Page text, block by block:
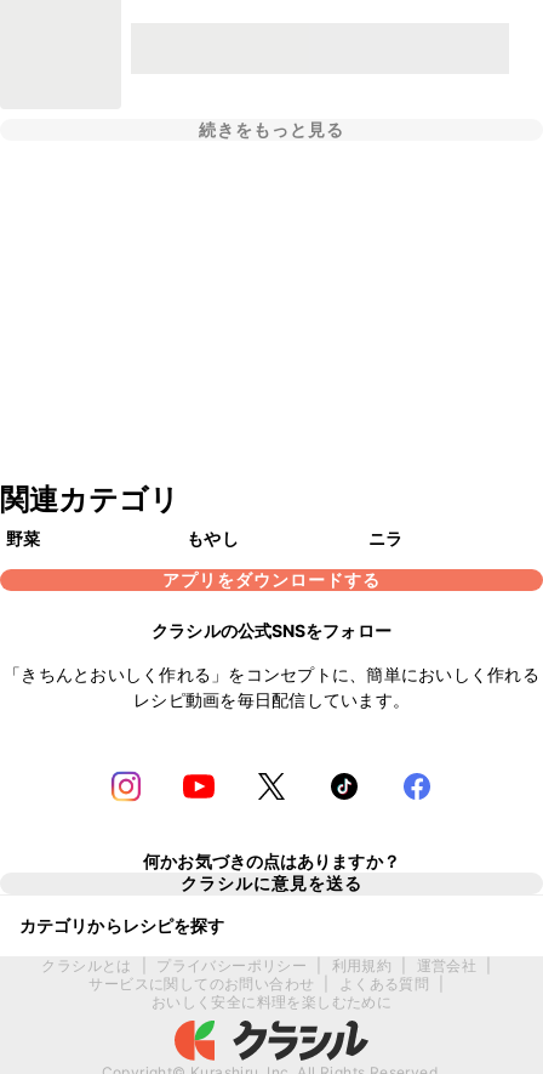
続きをもっと見る
関連カテゴリ
野菜 もやし
ニラ
アプリをダウンロードする
クラシルの公式SNSをフォロー
「きちんとおいしく作れる」をコンセプトに、簡単においしく作れる
レシピ動画を毎日配信しています。
何かお気づきの点はありますか？
クラシルに意見を送る
カテゴリからレシピを探す
クラシルとは プライバシーポリシー 利用規約 運営会社
サービスに関してのお問い合わせ
よくある質問
おいしく安全に料理を楽しむために